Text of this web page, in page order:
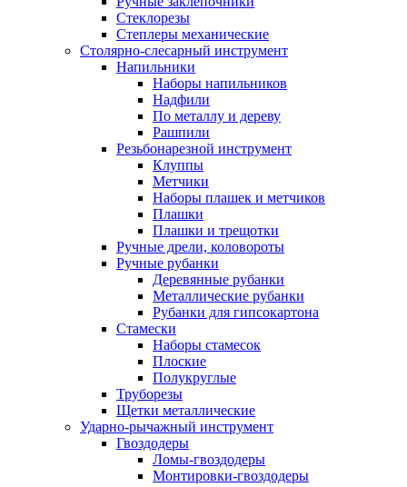
Стеклорезы
Степлеры механические
Столярно-слесарный инструмент
Напильники
Наборы напильников
Надфили
По металлу и дереву
Рашпили
Резьбонарезной инструмент
Клуппы
Метчики
Наборы плашек и метчиков
Плашки
Плашки и трещотки
Ручные дрели, коловороты
Ручные рубанки
Деревянные рубанки
Металлические рубанки
Рубанки для гипсокартона
Стамески
Наборы стамесок
Плоские
Полукруглые
Труборезы
Щетки металлические
Ударно-рычажный инструмент
Гвоздодеры
Ломы-гвоздодеры
Монтировки-гвоздодеры